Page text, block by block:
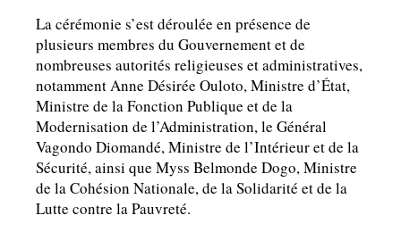
La cérémonie s’est déroulée en présence de
plusieurs membres du Gouvernement et de
nombreuses autorités religieuses et administratives,
notamment Anne Désirée Ouloto, Ministre d’État,
Ministre de la Fonction Publique et de la
Modernisation de l’Administration, le Général
Vagondo Diomandé, Ministre de l’Intérieur et de la
Sécurité, ainsi que Myss Belmonde Dogo, Ministre
de la Cohésion Nationale, de la Solidarité et de la
Lutte contre la Pauvreté.